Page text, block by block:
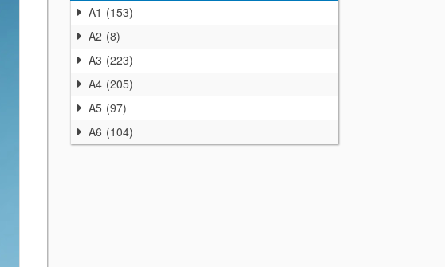
A1
153
A2 8
A3 223
A4 205
A5 97
A6 104